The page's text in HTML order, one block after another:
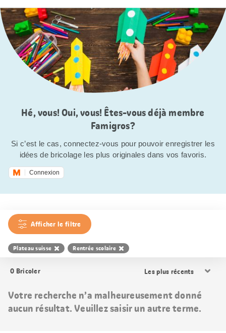
Hé, vous! Oui, vous! Êtes-vous déjà membre
Famigros?
Si c’est le cas, connectez-vous pour pouvoir enregistrer les
idées de bricolage les plus originales dans vos favoris.
Connexion
Afficher le filtre
Plateau suisse Rentrée scolaire
0 Bricoler
les
Votre recherche n’a malheureusement donné
aucun résultat. Veuillez saisir un autre terme.